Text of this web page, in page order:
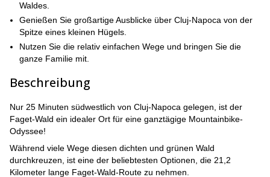
Waldes.
Genießen Sie großartige Ausblicke über Cluj-Napoca von der
Spitze eines kleinen Hügels.
Nutzen Sie die relativ einfachen Wege und bringen Sie die
ganze Familie mit.
Beschreibung
Nur 25 Minuten südwestlich von Cluj-Napoca gelegen, ist der
Faget-Wald ein idealer Ort für eine ganztägige Mountainbike-
Odyssee!
Während viele Wege diesen dichten und grünen Wald
durchkreuzen, ist eine der beliebtesten Optionen, die 21,2
Kilometer lange Faget-Wald-Route zu nehmen.